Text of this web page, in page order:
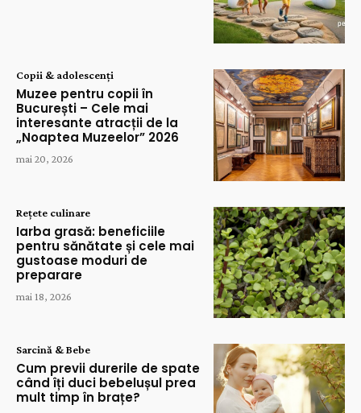
Copii & adolescenți
Muzee pentru copii în
București – Cele mai
interesante atracții de la
„Noaptea Muzeelor” 2026
mai 20, 2026
Rețete culinare
Iarba grasă: beneficiile
pentru sănătate și cele mai
gustoase moduri de
preparare
mai 18, 2026
Sarcină & Bebe
Cum previi durerile de spate
când îți duci bebelușul prea
mult timp în brațe?